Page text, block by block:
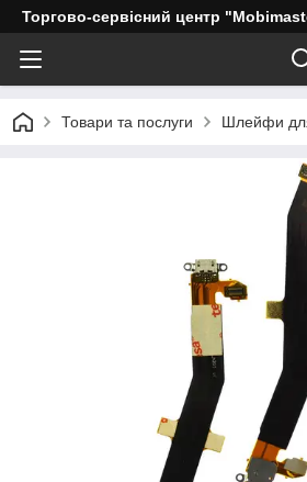
Торгово-сервісний центр
Товари та послуги Шлейфи